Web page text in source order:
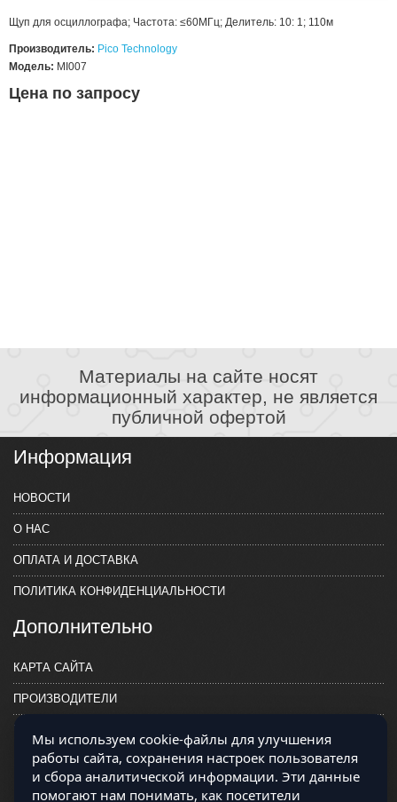
Щуп для осциллографа; Частота: ≤60МГц; Делитель: 10: 1; 110м
Производитель: Pico Technology
Модель: MI007
Цена по запросу
Материалы на сайте носят
информационный характер, не является
публичной офертой
Информация
НОВОСТИ
О НАС
ОПЛАТА И ДОСТАВКА
ПОЛИТИКА КОНФИДЕНЦИАЛЬНОСТИ
Дополнительно
КАРТА САЙТА
ПРОИЗВОДИТЕЛИ
КОНТАКТЫ
Мы используем cookie-файлы для улучшения
работы сайта, сохранения настроек пользователя
и сбора аналитической информации. Эти данные
помогают нам понимать, как посетители